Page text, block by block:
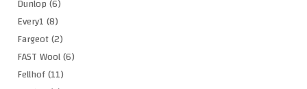
Dunlop(6)
Every1(8)
Fargeot(2)
FAST Wool(6)
Fellhof(11)